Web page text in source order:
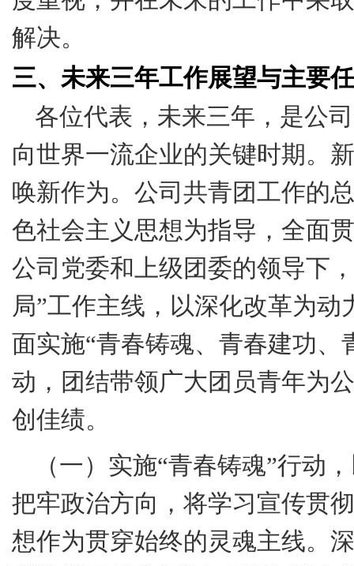
解决。
三、未来三年工作展望与主要
各位代表，未来三年，是公
向世界一流企业的关键时期。
唤新作为。公司共青团工作的
色社会主义思想为指导，全面
公司党委和上级团委的领导下
局”工作主线，以深化改革为
面实施“青春铸魂、青春建功、
动，团结带领广大团员青年为
创佳绩。
（一）实施“青春铸魂”行动
把牢政治方向，将学习宣传贯
想作为贯穿始终的灵魂主线。